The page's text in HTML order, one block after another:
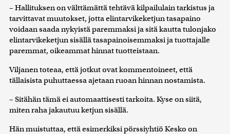
– Hallituksen on välttämättä tehtävä kilpailulain tarkistus ja
tarvittavat muutokset, jotta elintarvikeketjun tasapaino
voidaan saada nykyistä paremmaksi ja sitä kautta tulonjako
elintarvikeketjun sisällä tasapainoisemmaksi ja tuottajalle
paremmat, oikeammat hinnat tuotteistaan.
Viljanen toteaa, että jotkut ovat kommentoineet, että
tällaisista puhuttaessa ajetaan ruoan hinnan nostamista.
– Sitähän tämä ei automaattisesti tarkoita. Kyse on siitä,
miten raha jakautuu ketjun sisällä.
Hän muistuttaa, että esimerkiksi pörssiyhtiö Kesko on